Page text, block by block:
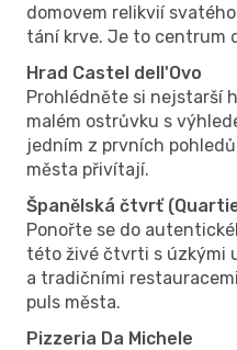
domovem relikvií
tání krve. Je to centrum
Hrad Castel dell'Ovo
Prohlédněte si nejstarší
malém ostrůvku s
jedním z prvních
města přivítají.
Španělská čtvrť
Ponořte se do
této živé čtvrti s úzkými
a tradičními
puls města.
Pizzeria Da Michele